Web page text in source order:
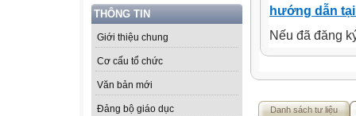
THÔNG TIN
Giới thiệu chung
Cơ cấu tổ chức
Văn bản mới
Đảng bộ giáo dục
hướng dẫn
Nếu đã đăng
Danh sách tư liệu